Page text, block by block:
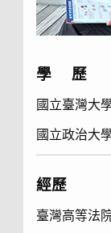
學 歷
國立臺灣大
國立政治大
經歷
臺灣高等法